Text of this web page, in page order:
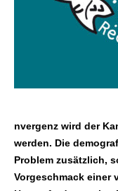
nvergenz wird der
werden. Die
Problem zusätzlich,
Vorgeschmack einer